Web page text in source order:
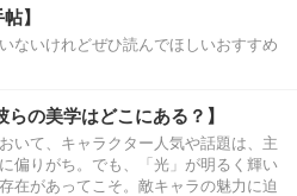
】
ないけれどぜひ読んでほしいおすすめ
らの美学はどこにある？】
いて、キャラクター人気や話題は、主
偏りがち。でも、「光」が明るく輝い
在があってこそ。敵キャラの魅力に迫